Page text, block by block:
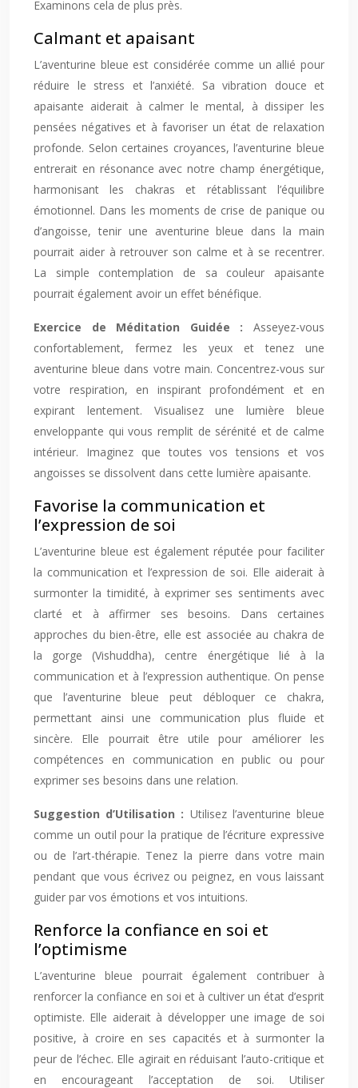
Examinons cela de plus près.
Calmant et apaisant
L’aventurine bleue est considérée comme un allié pour
réduire le stress et l’anxiété. Sa vibration douce et
apaisante aiderait à calmer le mental, à dissiper les
pensées négatives et à favoriser un état de relaxation
profonde. Selon certaines croyances, l’aventurine bleue
entrerait en résonance avec notre champ énergétique,
harmonisant les chakras et rétablissant l’équilibre
émotionnel. Dans les moments de crise de panique ou
d’angoisse, tenir une aventurine bleue dans la main
pourrait aider à retrouver son calme et à se recentrer.
La simple contemplation de sa couleur apaisante
pourrait également avoir un effet bénéfique.
Exercice de Méditation Guidée : Asseyez-vous
confortablement, fermez les yeux et tenez une
aventurine bleue dans votre main. Concentrez-vous sur
votre respiration, en inspirant profondément et en
expirant lentement. Visualisez une lumière bleue
enveloppante qui vous remplit de sérénité et de calme
intérieur. Imaginez que toutes vos tensions et vos
angoisses se dissolvent dans cette lumière apaisante.
Favorise la communication et
l’expression de soi
L’aventurine bleue est également réputée pour faciliter
la communication et l’expression de soi. Elle aiderait à
surmonter la timidité, à exprimer ses sentiments avec
clarté et à affirmer ses besoins. Dans certaines
approches du bien-être, elle est associée au chakra de
la gorge (Vishuddha), centre énergétique lié à la
communication et à l’expression authentique. On pense
que l’aventurine bleue peut débloquer ce chakra,
permettant ainsi une communication plus fluide et
sincère. Elle pourrait être utile pour améliorer les
compétences en communication en public ou pour
exprimer ses besoins dans une relation.
Suggestion d’Utilisation : Utilisez l’aventurine bleue
comme un outil pour la pratique de l’écriture expressive
ou de l’art-thérapie. Tenez la pierre dans votre main
pendant que vous écrivez ou peignez, en vous laissant
guider par vos émotions et vos intuitions.
Renforce la confiance en soi et
l’optimisme
L’aventurine bleue pourrait également contribuer à
renforcer la confiance en soi et à cultiver un état d’esprit
optimiste. Elle aiderait à développer une image de soi
positive, à croire en ses capacités et à surmonter la
peur de l’échec. Elle agirait en réduisant l’auto-critique et
en encourageant l’acceptation de soi. Utiliser